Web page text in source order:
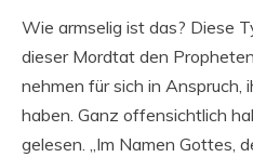
Wie armselig ist das? Diese
dieser Mordtat den
nehmen für sich in Anspruch,
haben. Ganz offensichtlich
gelesen. „Im Namen Gottes,